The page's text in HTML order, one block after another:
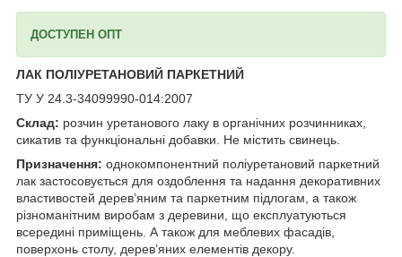
ДОСТУПЕН ОПТ
ЛАК ПОЛІУРЕТАНОВИЙ ПАРКЕТНИЙ
ТУ У 24.3-34099990-014:2007
Склад: розчин уретанового лаку в органічних розчинниках,
сикатив та функціональні добавки. Не містить свинець.
Призначення: однокомпонентний поліуретановий паркетний
лак застосовується для оздоблення та надання декоративних
властивостей дерев’яним та паркетним підлогам, а також
різноманітним виробам з деревини, що експлуатуються
всередині приміщень. А також для меблевих фасадів,
поверхонь столу, дерев’яних елементів декору.